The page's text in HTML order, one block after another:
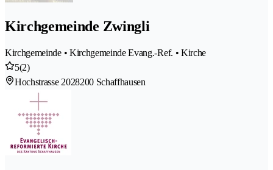
Kirchgemeinde Zwingli
Kirchgemeinde • Kirchgemeinde Evang.-Ref. • Kirche
5(2)
Hochstrasse 2028200 Schaffhausen